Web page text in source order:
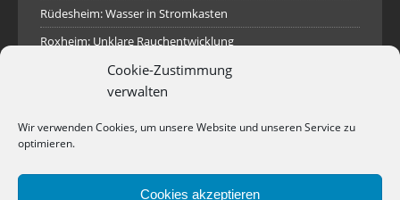
Cookie-Zustimmung
verwalten
Wir verwenden Cookies, um unsere Website und unseren Service zu
optimieren.
Cookies akzeptieren
Rüdesheim: Wasser in Stromkasten
Roxheim: Unklare Rauchentwicklung
Sprendlingen: Überörtliche Hilfe bei Industriebrand in
Sprendlingen
Rüdesheim: Aufgerissener Dieseltank